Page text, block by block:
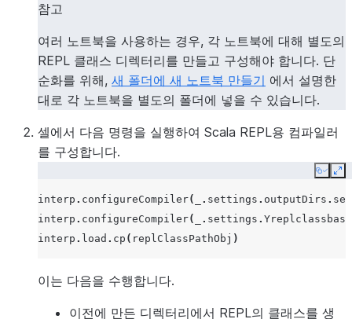
참고
여러 노트북을 사용하는 경우, 각 노트북에 대해 별도의
REPL 클래스 디렉터리를 만들고 구성해야 합니다. 단
순화를 위해, 새 폴더에 새 노트북 만들기 에서 설명한
대로 각 노트북을 별도의 폴더에 넣을 수 있습니다.
셀에서 다음 명령을 실행하여 Scala REPL용 컴파일러
를 구성합니다.
Copy
interp . configureCompiler( . settings . outputDirs .
interp . configureCompiler( . settings .
interp . load . cp ( replClassPathObj )
이는 다음을 수행합니다.
이전에 만든 디렉터리에서 REPL의 클래스를 생